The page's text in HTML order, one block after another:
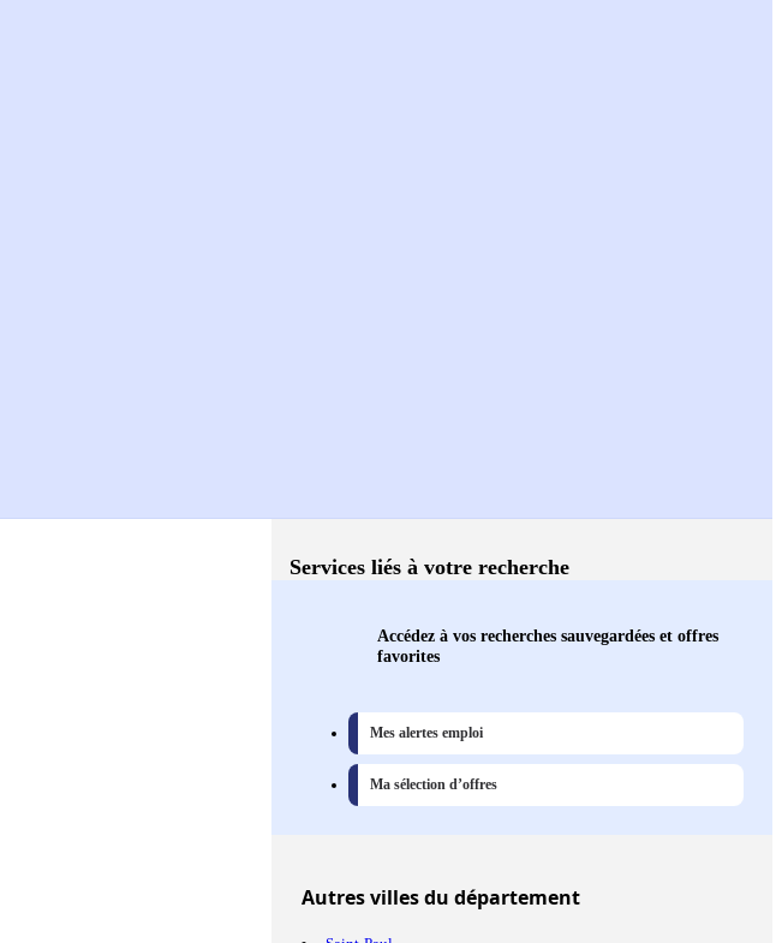
Services liés à votre recherche
Accédez à vos recherches sauvegardées et offres
favorites
Mes alertes emploi
Ma sélection d’offres
Autresvillesdu département